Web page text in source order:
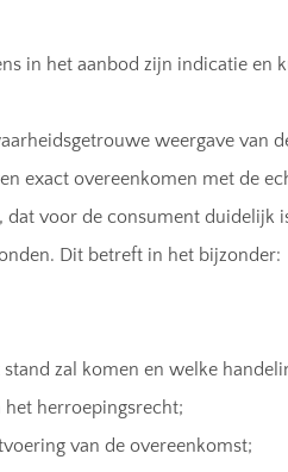
in het aanbod zijn indicatie en
weergave van
exact overeenkomen met de
dat voor de consument duidelijk
Dit betreft in het bijzonder:
zal komen en welke
het herroepingsrecht;
van de overeenkomst;